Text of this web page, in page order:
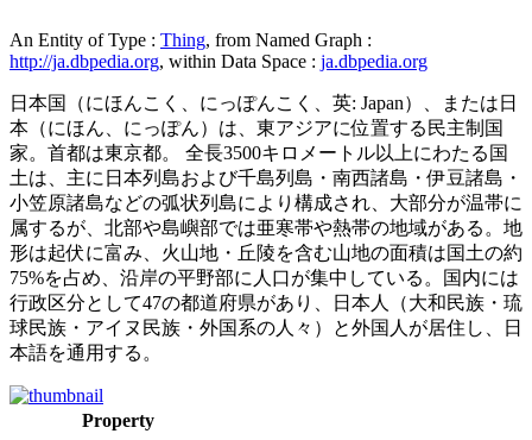
An Entity of Type : Thing, from Named Graph :
http://ja.dbpedia.org, within Data Space : ja.dbpedia.org
日本国（にほんこく、にっぽんこく、英: Japan）、または日
本（にほん、にっぽん）は、東アジアに位置する民主制国
家。首都は東京都。 全長3500キロメートル以上にわたる国
土は、主に日本列島および千島列島・南西諸島・伊豆諸島・
小笠原諸島などの弧状列島により構成され、大部分が温帯に
属するが、北部や島嶼部では亜寒帯や熱帯の地域がある。地
形は起伏に富み、火山地・丘陵を含む山地の面積は国土の約
75%を占め、沿岸の平野部に人口が集中している。国内には
行政区分として47の都道府県があり、日本人（大和民族・琉
球民族・アイヌ民族・外国系の人々）と外国人が居住し、日
本語を通用する。
Property